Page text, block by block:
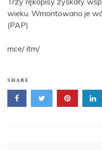
wieku. Wmontowano je
(PAP)
mce/ itm/
SHARE